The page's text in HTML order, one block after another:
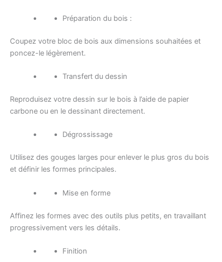
Préparation du bois :
Coupez votre bloc de bois aux dimensions souhaitées et
poncez-le légèrement.
Transfert du dessin
Reproduisez votre dessin sur le bois à l’aide de papier
carbone ou en le dessinant directement.
Dégrossissage
Utilisez des gouges larges pour enlever le plus gros du bois
et définir les formes principales.
Mise en forme
Affinez les formes avec des outils plus petits, en travaillant
progressivement vers les détails.
Finition